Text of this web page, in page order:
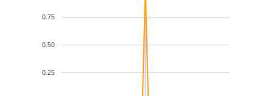
0.25
0.50
0.75